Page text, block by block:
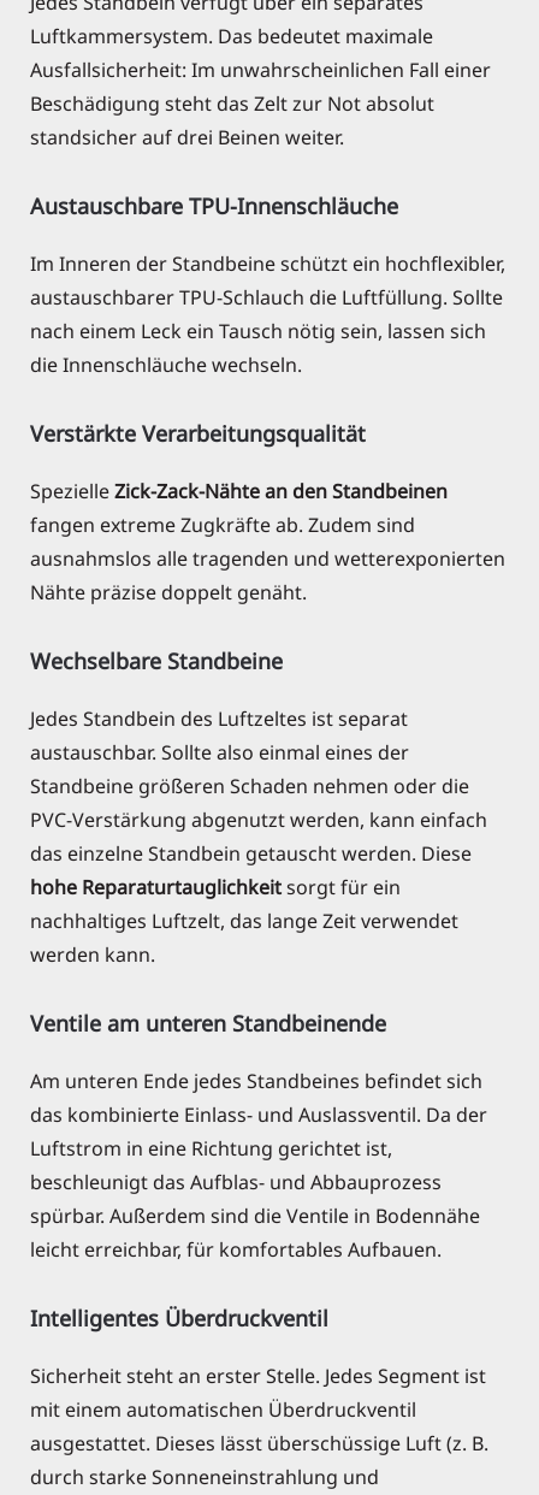
Luftkammersystem. Das bedeutet maximale
Ausfallsicherheit: Im unwahrscheinlichen Fall einer
Beschädigung steht das Zelt zur Not absolut
standsicher auf drei Beinen weiter.
Austauschbare TPU-Innenschläuche
Im Inneren der Standbeine schützt ein hochflexibler,
austauschbarer TPU-Schlauch die Luftfüllung. Sollte
nach einem Leck ein Tausch nötig sein, lassen sich
die Innenschläuche wechseln.
Verstärkte Verarbeitungsqualität
SpezielleZick-Zack-Nähte an den Standbeinen
fangen extreme Zugkräfte ab. Zudem sind
ausnahmslos alle tragenden und wetterexponierten
Nähte präzise doppelt genäht.
Wechselbare Standbeine
Jedes Standbein des Luftzeltes ist separat
austauschbar. Sollte also einmal eines der
Standbeine größeren Schaden nehmen oder die
PVC-Verstärkung abgenutzt werden, kann einfach
das einzelne Standbein getauscht werden. Diese
hohe Reparaturtauglichkeitsorgt für ein
nachhaltiges Luftzelt, das lange Zeit verwendet
werden kann.
Ventile am unteren Standbeinende
Am unteren Ende jedes Standbeines befindet sich
das kombinierte Einlass- und Auslassventil. Da der
Luftstrom in eine Richtung gerichtet ist,
beschleunigt das Aufblas- und Abbauprozess
spürbar. Außerdem sind die Ventile in Bodennähe
leicht erreichbar, für komfortables Aufbauen.
Intelligentes Überdruckventil
Sicherheit steht an erster Stelle. Jedes Segment ist
mit einem automatischen Überdruckventil
ausgestattet. Dieses lässt überschüssige Luft (z. B.
durch starke Sonneneinstrahlung und